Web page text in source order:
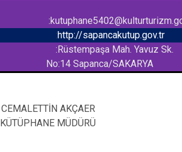
:http://sapancakutup.gov.tr
:Rüstempaşa Mah. Yavuz Sk.
No:14Sapanca/SAKARYA
CEMALETTİN AKÇAER
KÜTÜPHANE MÜDÜRÜ